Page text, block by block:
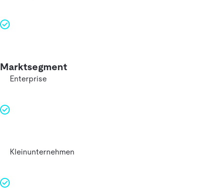
Marktsegment
Enterprise
Kleinunternehmen